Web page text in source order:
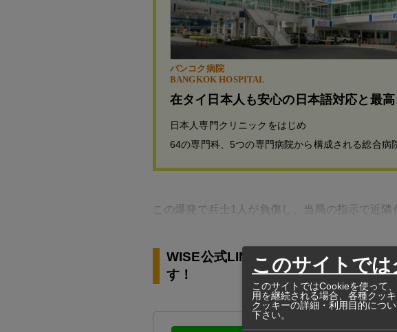
バンコク病院
BANGKOK HOSPITAL
在タイ日本人も安心の日本語対応と最
日本人専門クリニックをはじめ
64の専門科、5つの専門病院から構成される総合病
この爆発で兵士1人が負傷し、当局の指示で近隣
WISE公式LINEの友だち登録で、記事
す！
このサイトでは
このサイトではCookieを使って
用を継続される場合、各種クッ
クッキーの詳細・利用目的につ
下さい。